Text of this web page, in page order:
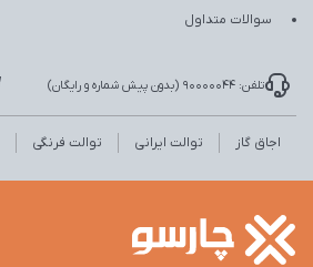
سوالات متداول
تلفن: 90000044 (بدون پیش شماره و رایگان)
اجاق گاز توالت ایرانی توالت فرنگی